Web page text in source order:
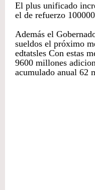
El plus unificado
el de refuerzo
Además el
sueldos el próximo
edtatsles Con estas
9600 millones
acumulado anual 62